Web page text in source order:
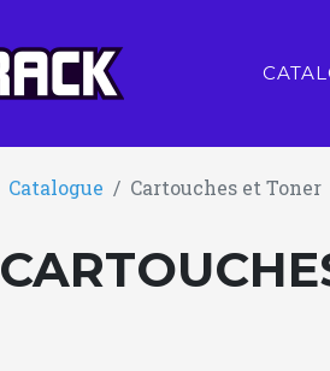
Catalogue Cartouches et Toner